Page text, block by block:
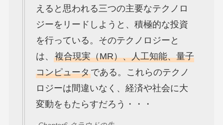
えると思われる三つの主要なテクノロ
ジーをリードしようと、積極的な投資
を行っている。そのテクノロジーと
は、 複合現実（MR）、人工知能、量子
コンピュータである。これらのテクノ
ロジーは間違いなく、経済や社会に大
変動をもたらすだろう・・・